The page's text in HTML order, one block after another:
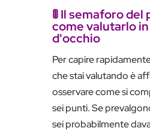
🚦 Il semaforo del
come valutarlo
d'occhio
Per capire
che stai valutando è
osservare come si
sei punti. Se
sei probabilmente